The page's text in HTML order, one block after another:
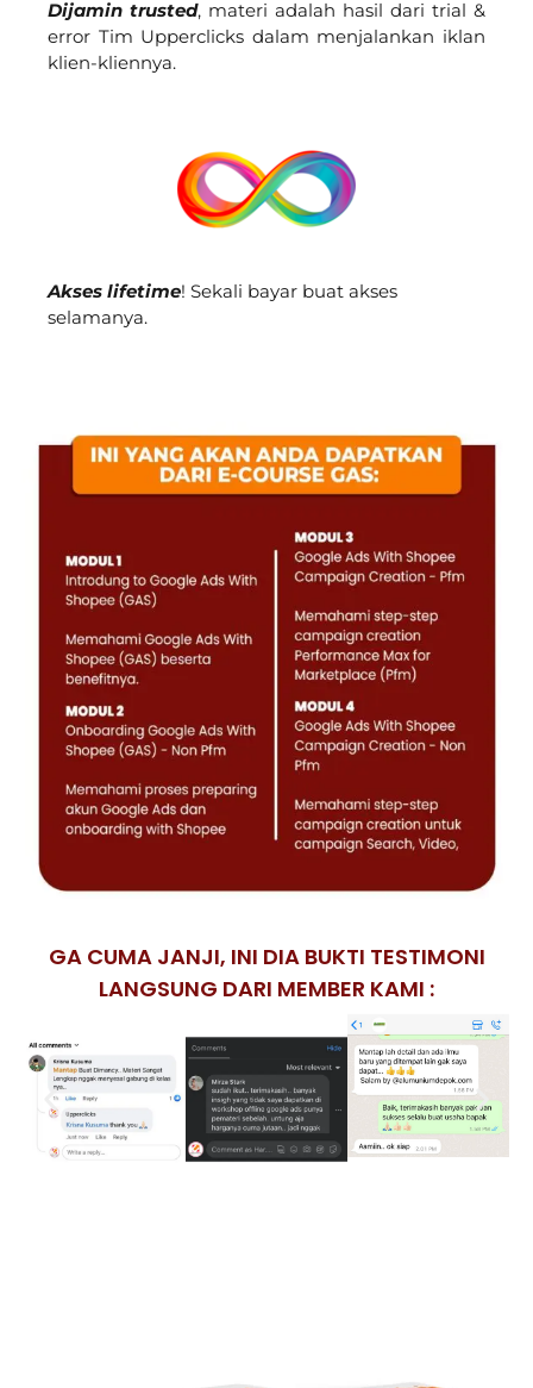
Dijamin trusted, materi adalah hasil dari trial &
error Tim Upperclicks dalam menjalankan iklan
klien-kliennya.
Akses lifetime! Sekali bayar buat akses
selamanya.
GA CUMA JANJI, INI DIA BUKTI TESTIMONI
LANGSUNG DARI MEMBER KAMI :